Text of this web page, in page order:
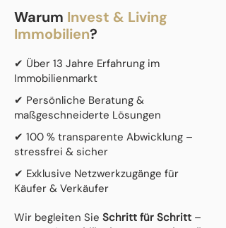
Warum Invest & Living
Immobilien?
✔ Über 13 Jahre Erfahrung im
Immobilienmarkt
✔ Persönliche Beratung &
maßgeschneiderte Lösungen
✔ 100 % transparente Abwicklung –
stressfrei & sicher
✔ Exklusive Netzwerkzugänge für
Käufer & Verkäufer
Wir begleiten Sie Schritt für Schritt –